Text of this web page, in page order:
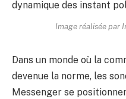
Image réalisée par
Dans un monde où la
devenue la norme, les
Messenger se